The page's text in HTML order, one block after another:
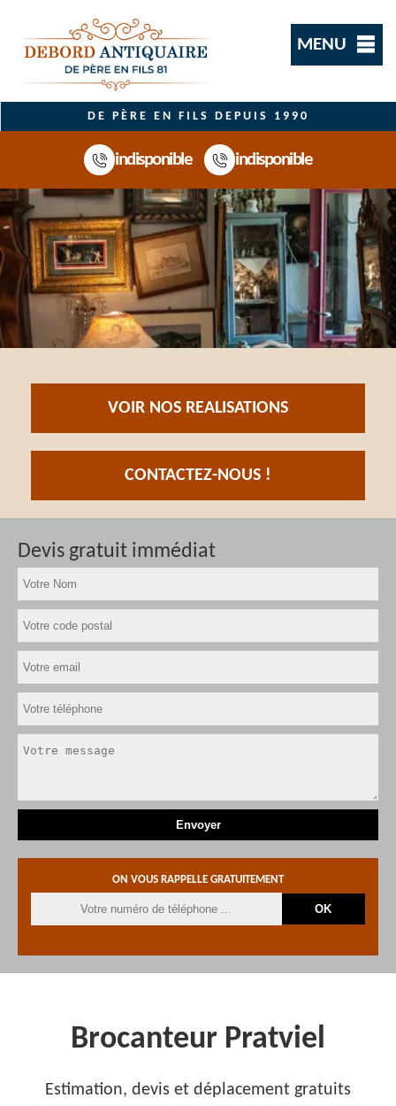
MENU
DE PÈRE EN FILS DEPUIS 1990
indisponible indisponible
VOIR NOS REALISATIONS
CONTACTEZ-NOUS !
Devis gratuit immédiat
ON VOUS RAPPELLE GRATUITEMENT
Brocanteur Pratviel
Estimation, devis et déplacement gratuits